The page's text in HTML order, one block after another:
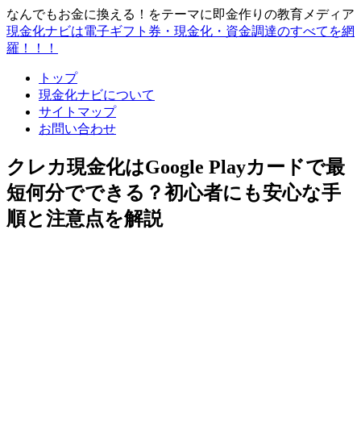
なんでもお金に換える！をテーマに即金作りの教育メディア
現金化ナビは電子ギフト券・現金化・資金調達のすべてを網
羅！！！
トップ
現金化ナビについて
サイトマップ
お問い合わせ
クレカ現金化はGoogle Playカードで最
短何分でできる？初心者にも安心な手
順と注意点を解説